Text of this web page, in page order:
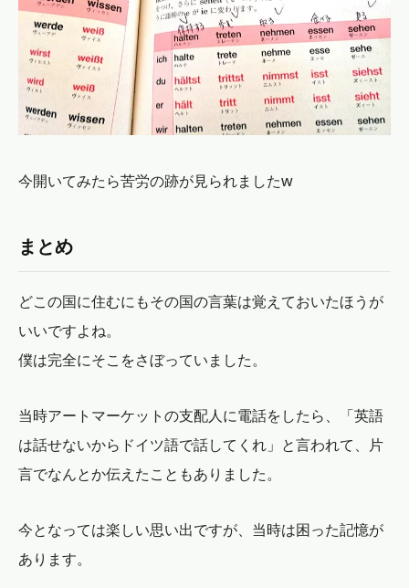
今開いてみたら苦労の跡が見られましたw
まとめ
どこの国に住むにもその国の言葉は覚えておいたほうが
いいですよね。
僕は完全にそこをさぼっていました。
当時アートマーケットの支配人に電話をしたら、「英語
は話せないからドイツ語で話してくれ」と言われて、片
言でなんとか伝えたこともありました。
今となっては楽しい思い出ですが、当時は困った記憶が
あります。